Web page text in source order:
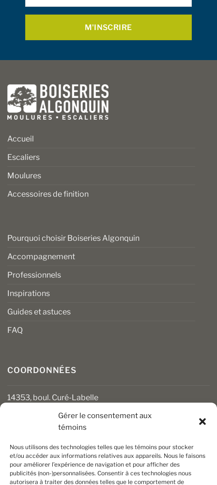
Gérer le consentement aux
témoins
Nous utilisons des technologies telles que les témoins pour stocker
et/ou accéder aux informations relatives aux appareils. Nous le faisons
pour améliorer l’expérience de navigation et pour afficher des
publicités (non-)personnalisées. Consentir à ces technologies nous
autorisera à traiter des données telles que le comportement de
Accueil
Escaliers
Moulures
Accessoires de finition
Pourquoi choisir Boiseries Algonquin
Accompagnement
Professionnels
Inspirations
Guides et astuces
FAQ
COORDONNÉES
14353, boul. Curé-Labelle
clients@boiseriesalgonquin.com
HEURES D’OUVERTURE